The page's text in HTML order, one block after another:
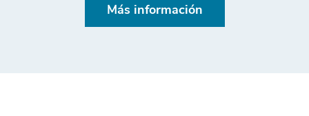
Más información